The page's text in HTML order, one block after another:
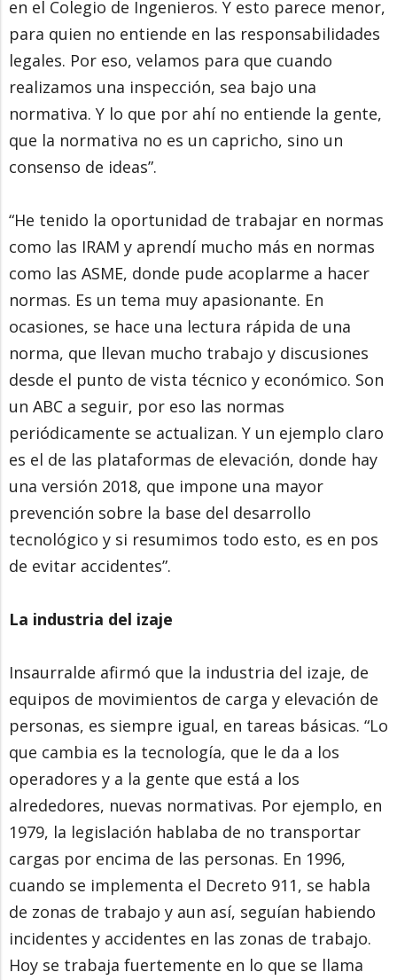
en el Colegio de Ingenieros. Y esto parece menor,
para quien no entiende en las responsabilidades
legales. Por eso, velamos para que cuando
realizamos una inspección, sea bajo una
normativa. Y lo que por ahí no entiende la gente,
que la normativa no es un capricho, sino un
consenso de ideas”.
“He tenido la oportunidad de trabajar en normas
como las IRAM y aprendí mucho más en normas
como las ASME, donde pude acoplarme a hacer
normas. Es un tema muy apasionante. En
ocasiones, se hace una lectura rápida de una
norma, que llevan mucho trabajo y discusiones
desde el punto de vista técnico y económico. Son
un ABC a seguir, por eso las normas
periódicamente se actualizan. Y un ejemplo claro
es el de las plataformas de elevación, donde hay
una versión 2018, que impone una mayor
prevención sobre la base del desarrollo
tecnológico y si resumimos todo esto, es en pos
de evitar accidentes”.
La industria del izaje
Insaurralde afirmó que la industria del izaje, de
equipos de movimientos de carga y elevación de
personas, es siempre igual, en tareas básicas. “Lo
que cambia es la tecnología, que le da a los
operadores y a la gente que está a los
alrededores, nuevas normativas. Por ejemplo, en
1979, la legislación hablaba de no transportar
cargas por encima de las personas. En 1996,
cuando se implementa el Decreto 911, se habla
de zonas de trabajo y aun así, seguían habiendo
incidentes y accidentes en las zonas de trabajo.
Hoy se trabaja fuertemente en lo que se llama